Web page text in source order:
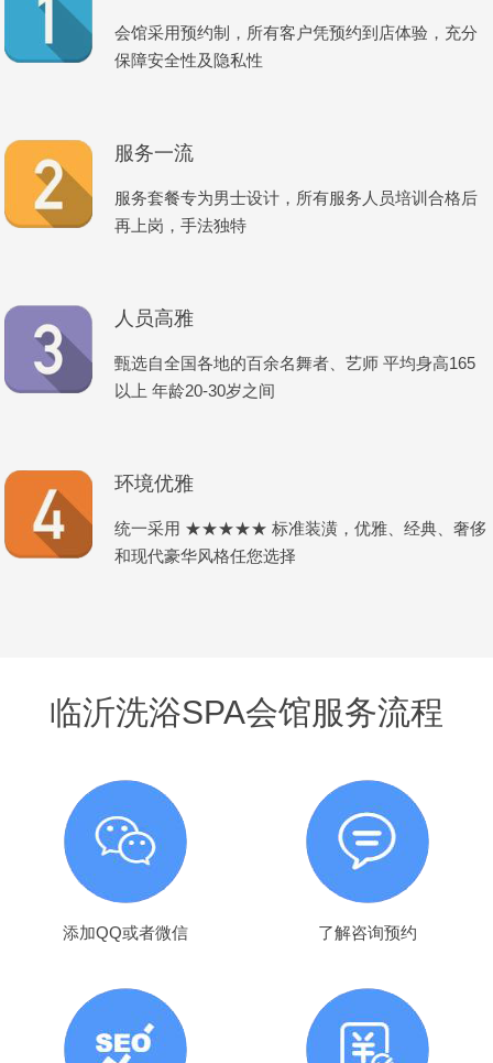
会馆采用预约制，所有客户凭预约到店体验，充分
保障安全性及隐私性
服务一流
服务套餐专为男士设计，所有服务人员培训合格后
再上岗，手法独特
人员高雅
甄选自全国各地的百余名舞者、艺师 平均身高165
以上 年龄20-30岁之间
环境优雅
统一采用 ★★★★★ 标准装潢，优雅、经典、奢侈
和现代豪华风格任您选择
临沂洗浴SPA会馆服务流程
添加QQ或者微信 了解咨询预约